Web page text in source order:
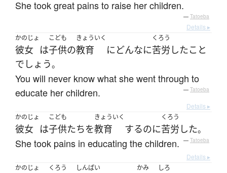
She took great pains to raise her children.
— Tatoeba
Details ▸
かのじょ
彼女 は
こども
子供の
きょういく
教育 にどんなに
くろう
苦労 したこと
でしょう。
You will never know what she went through to
educate her children.
— Tatoeba
Details ▸
かのじょ
彼女 は
こども
子供たちを
きょういく
教育 するのに
くろう
苦労 した。
She took pains in educating the children. — Tatoeba
Details ▸
かのじょ
くろう しんぱい かみ しろ